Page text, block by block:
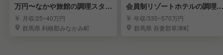
万円〜なかや旅館の調理スタッ
フ募集
月収/25~40万円
群馬県 利根郡みなかみ町
会員制リゾートホテルの調理ス
タッフ募集！
年収/335~570万円
群馬県 吾妻郡草津町